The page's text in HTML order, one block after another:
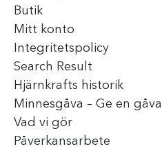
Butik
Mitt konto
Integritetspolicy
Search Result
Hjärnkrafts historik
Minnesgåva – Ge en gåva
Vad vi gör
Påverkansarbete